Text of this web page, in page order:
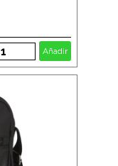
Añadir